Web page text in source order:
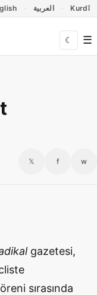
العربية Kurdî
☾ ☰
𝕏 f w
gazetesi,
sırasında